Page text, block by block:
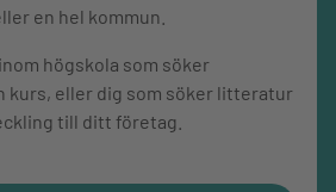
en hel kommun.
högskola som söker
eller dig som söker litteratur
till ditt företag.